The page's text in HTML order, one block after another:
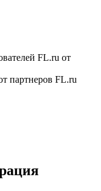
FL.ru от
партнеров FL.ru